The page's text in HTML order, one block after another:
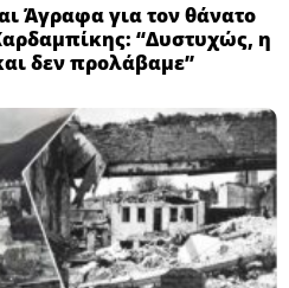
Άγραφα για τον θάνατο
“Δυστυχώς, η
δεν προλάβαμε”